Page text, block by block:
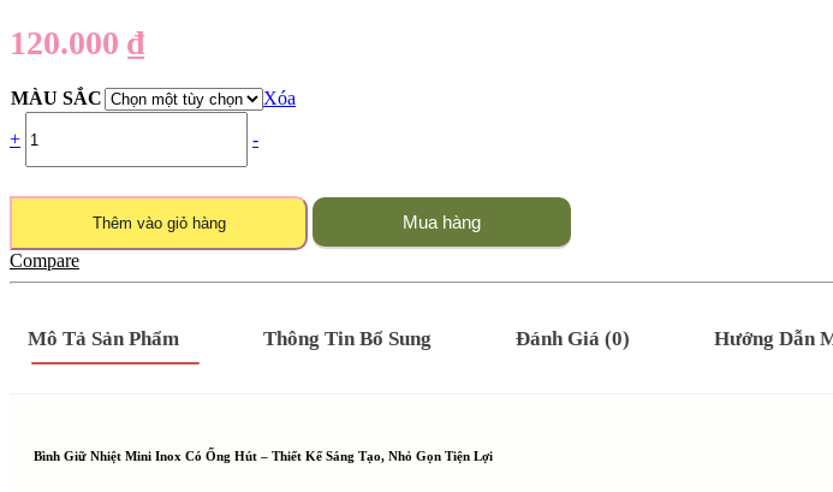
120.000 ₫
MÀU SẮC
Xóa
+
-
Thêm vào giỏ hàng
Mua hàng
Compare
Mô Tả Sản Phẩm Thông Tin Bổ Sung Đánh Giá (0) Hướng Dẫn
Bình Giữ Nhiệt Mini Inox Có Ống Hút – Thiết Kế Sáng Tạo, Nhỏ Gọn Tiện Lợi